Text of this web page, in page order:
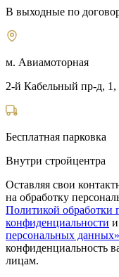
В выходные по
м. Авиамоторная
2-й Кабельный пр-д, 1,
Бесплатная парковка
Внутри стройцентра
Оставляя свои
на обработку
Политикой обработки
конфиденциальности и
персональных данных»
конфиденциальность
лицам.